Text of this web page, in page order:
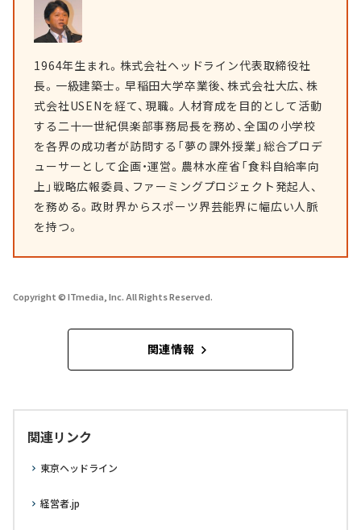
1964年生まれ。株式会社ヘッドライン代表取締役社
長。一級建築士。早稲田大学卒業後、株式会社大広、株
式会社USENを経て、現職。人材育成を目的として活動
する二十一世紀倶楽部事務局長を務め、全国の小学校
を各界の成功者が訪問する「夢の課外授業」総合プロデ
ューサーとして企画・運営。農林水産省「食料自給率向
上」戦略広報委員、ファーミングプロジェクト発起人、
を務める。政財界からスポーツ界芸能界に幅広い人脈
を持つ。
Copyright © ITmedia, Inc. All Rights Reserved.
関連情報
関連リンク
東京ヘッドライン
経営者.jp